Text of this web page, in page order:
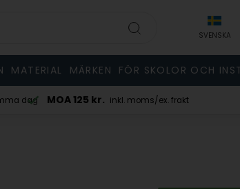
SVENSKA
MATERIAL MÄRKEN FÖR SKOLOR OCH
dag MOA 125 kr. inkl. moms/ex. frakt